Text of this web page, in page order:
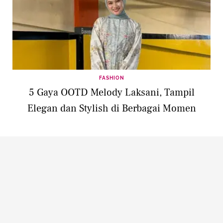
FASHION
5 Gaya OOTD Melody Laksani, Tampil
Elegan dan Stylish di Berbagai Momen